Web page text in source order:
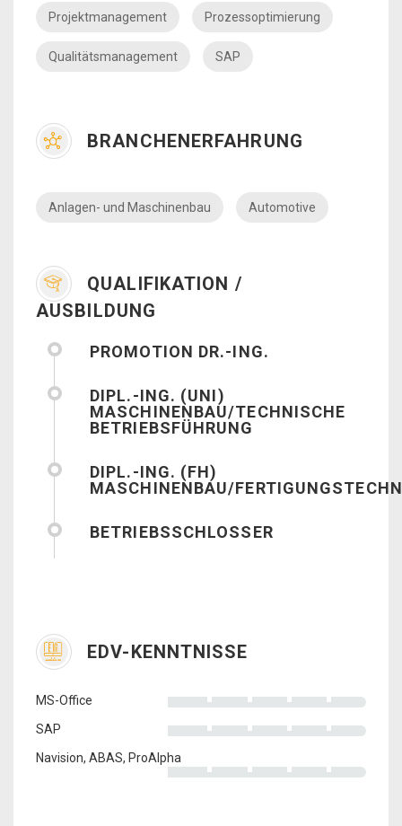
Projektmanagement Prozessoptimierung
Qualitätsmanagement SAP
BRANCHENERFAHRUNG
Anlagen- und Maschinenbau Automotive
QUALIFIKATION /
AUSBILDUNG
PROMOTION DR.-ING.
DIPL.-ING. (UNI)
MASCHINENBAU/TECHNISCHE
BETRIEBSFÜHRUNG
DIPL.-ING. (FH)
MASCHINENBAU/
BETRIEBSSCHLOSSER
EDV-KENNTNISSE
MS-Office
SAP
Navision, ABAS, ProAlpha